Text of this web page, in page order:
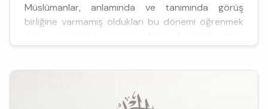
Müslümanlar, anlamında ve tanımında görüş
birliğine varmamış oldukları bu dönemi öğrenmek
muhasebe eder, sıkıntıya düştükleri dönemleri